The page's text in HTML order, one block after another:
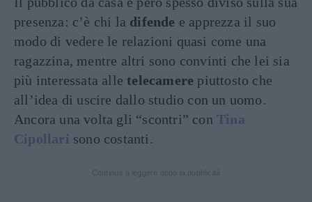
presenza: c’è chi la difende e apprezza il suo
modo di vedere le relazioni quasi come una
ragazzina, mentre altri sono convinti che lei sia
più interessata alletelecamere piuttosto che
all’idea di uscire dallo studio con un uomo.
Ancora una volta gli “scontri” con Tina
Cipollari sono costanti.